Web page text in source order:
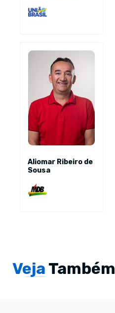
Aliomar Ribeiro de
Sousa
Veja Também